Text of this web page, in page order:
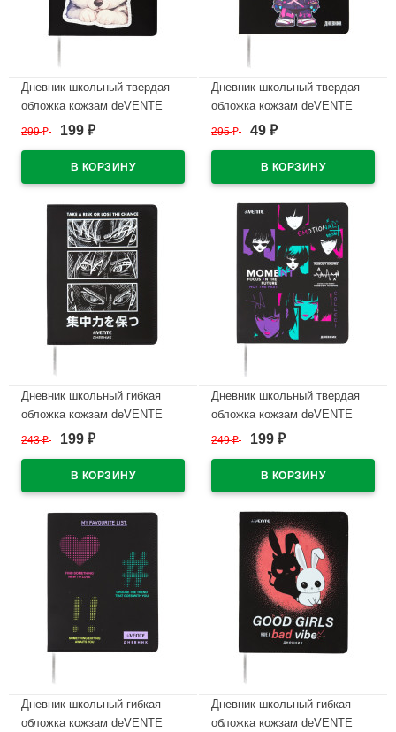
Дневник школьный твердая
обложка кожзам deVENTE
Симпатичный Хаски (Cute
отстрочка, ляссе арт.2020554
299₽ 199 ₽
Дневник школьный твердая
обложка кожзам deVENTE
Режим "Не беспокоить" (No
ляссе арт.2020578
295₽ 49 ₽
Дневник школьный гибкая
обложка кожзам deVENTE
Бесстрашный (Fearless)
ляссе арт.2222515
243₽ 199 ₽
Дневник школьный твердая
обложка кожзам deVENTE
Стиль аниме (Anime Style)
арт.2020573
249₽ 199 ₽
Дневник школьный гибкая
обложка кожзам deVENTE
Дневник школьный гибкая
обложка кожзам deVENTE